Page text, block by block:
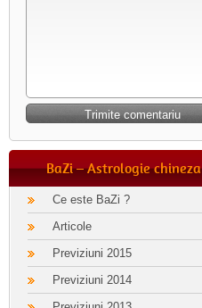
BaZi – Astrologie chineza
Ce este BaZi ?
Articole
Previziuni 2015
Previziuni 2014